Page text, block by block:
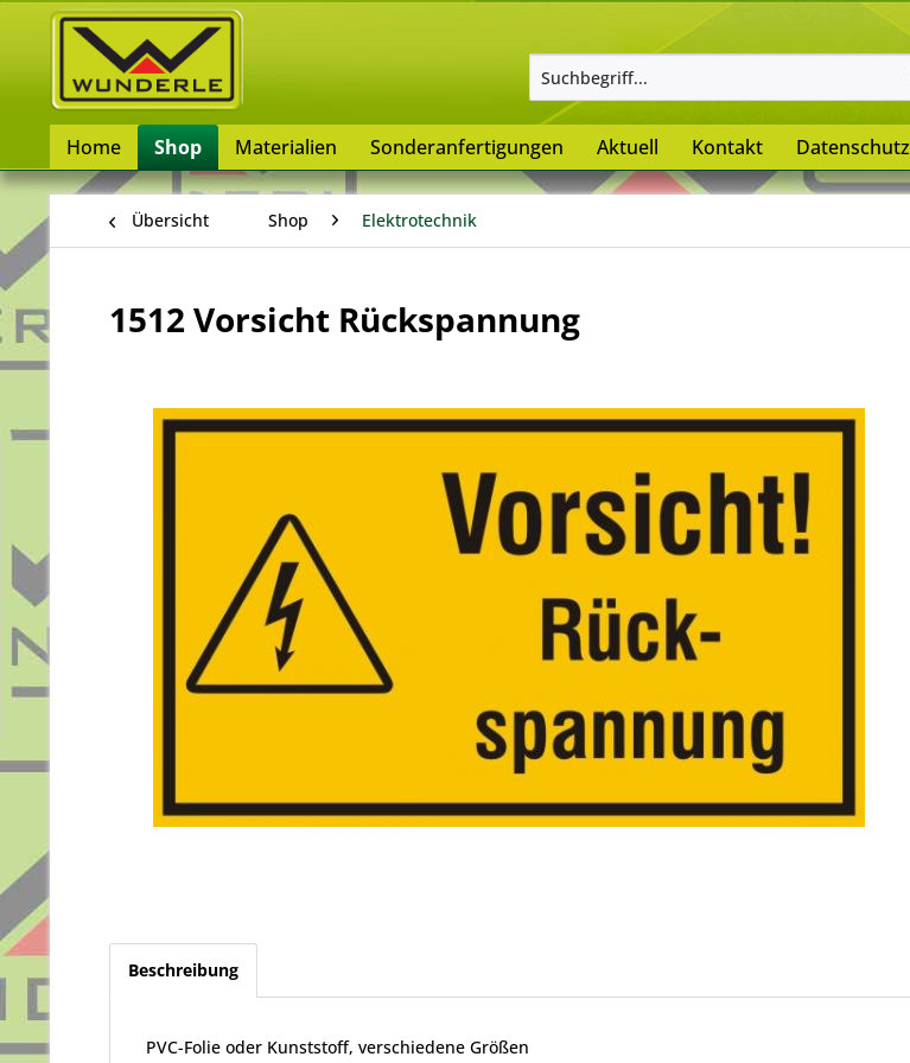
Home Shop Materialien Sonderanfertigungen Aktuell Kontakt Datenschutz
Übersicht Shop Elektrotechnik
1512 Vorsicht Rückspannung
Beschreibung
PVC-Folie oder Kunststoff, verschiedene Größen